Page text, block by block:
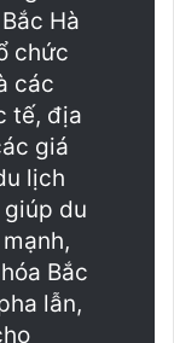
Hà
chức
các
tế, địa
giá
lịch
du
Bắc
lẫn,